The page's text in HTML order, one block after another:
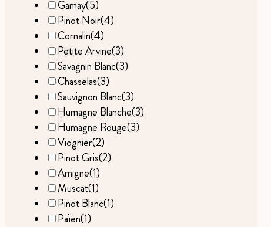
Gamay(5)
Pinot Noir(4)
Cornalin(4)
Petite Arvine(3)
Savagnin Blanc(3)
Chasselas(3)
Sauvignon Blanc(3)
Humagne Blanche(3)
Humagne Rouge(3)
Viognier(2)
Pinot Gris(2)
Amigne(1)
Muscat(1)
Pinot Blanc(1)
Païen(1)